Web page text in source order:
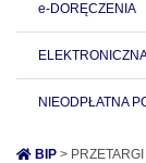
e-DORĘCZENIA
NIEODPŁATNA
BIP >